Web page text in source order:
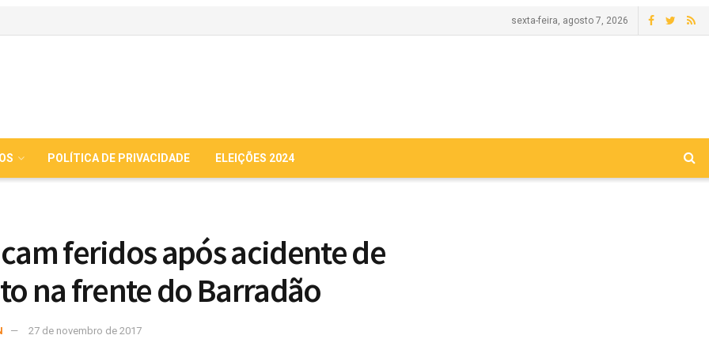
sexta-feira, agosto 7, 2026
POLÍTICA DE PRIVACIDADE ELEIÇÕES 2024
feridos após acidente de
na frente do Barradão
27 de novembro de 2017